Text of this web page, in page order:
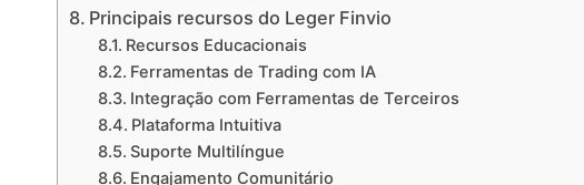
Principais recursos do Leger Finvio
Recursos Educacionais
Ferramentas de Trading com IA
Integração com Ferramentas de Terceiros
Plataforma Intuitiva
Suporte Multilíngue
Engajamento Comunitário